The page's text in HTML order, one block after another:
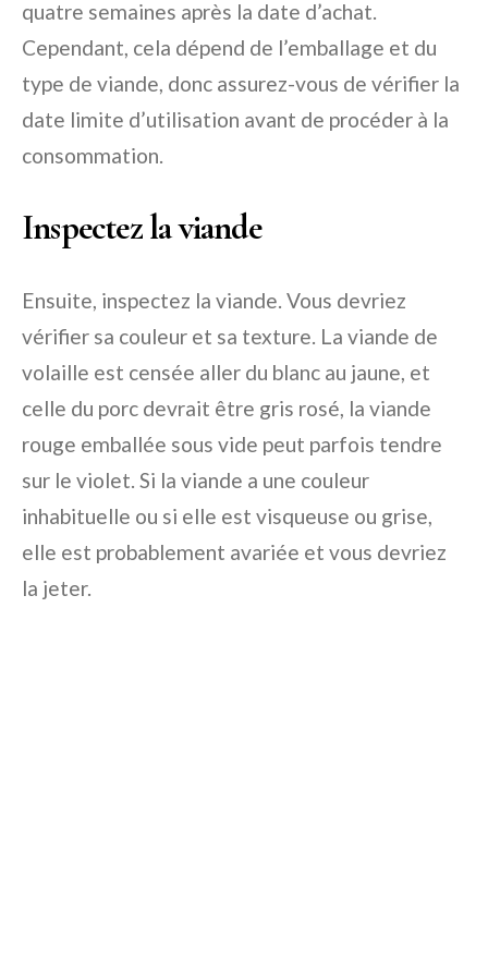
quatre semaines après la date d’achat.
Cependant, cela dépend de l’emballage et du
type de viande, donc assurez-vous de vérifier la
date limite d’utilisation avant de procéder à la
consommation.
Inspectez la viande
Ensuite, inspectez la viande. Vous devriez
vérifier sa couleur et sa texture. La viande de
volaille est censée aller du blanc au jaune, et
celle du porc devrait être gris rosé, la viande
rouge emballée sous vide peut parfois tendre
sur le violet. Si la viande a une couleur
inhabituelle ou si elle est visqueuse ou grise,
elle est probablement avariée et vous devriez
la jeter.